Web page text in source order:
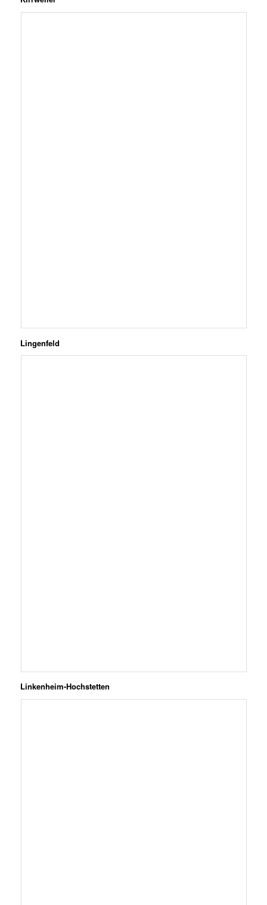
Lingenfeld
Linkenheim-Hochstetten